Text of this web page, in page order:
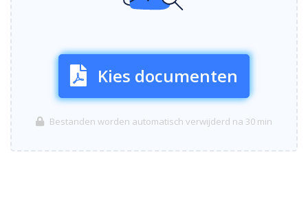
Kies documenten
Bestanden worden automatisch verwijderd na 30 min